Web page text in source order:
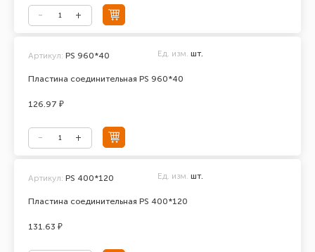
Пластина соединительная PS 960*40
Артикул: PS 960*40 Ед. изм. шт.
126.97 ₽
Пластина соединительная PS 400*120
Артикул: PS 400*120 Ед. изм. шт.
131.63 ₽